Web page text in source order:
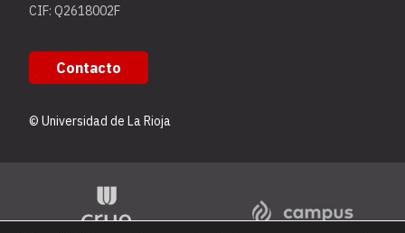
CIF: Q2618002F
Contacto
© Universidad de La Rioja